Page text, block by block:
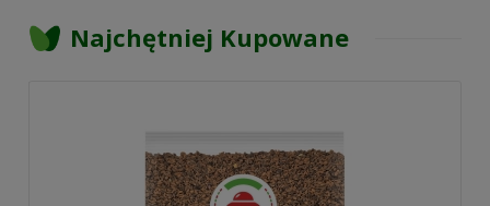
Najchętniej Kupowane